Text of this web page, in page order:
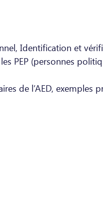
Identification et
PEP (personnes
de l’AED, exemples